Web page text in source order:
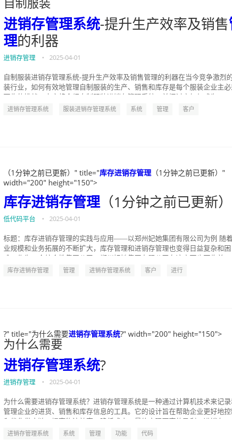
自制服装
进销存管理系统-提升生产效率及销售
理的利器
进销存管理 • 2025-04-01
自制服装进销存管理系统-提升生产效率及销售管理的利器在当今竞争激烈
装行业，如何有效地管理自制服装的生产、销售和库存是每个服装企业主必
进销存管理系统 服装进销存管理系统 系统 管理 客户
（1分钟之前已更新）" title="库存进销存管理 （1分钟之前已更新）"
width="200" height="150">
库存进销存管理（1分钟之前已更新）
低代码平台 • 2025-04-01
标题：库存进销存管理的实践与应用——以郑州妃她集团有限公司为例 随
业规模和业务拓展的不断扩大，库存管理和进销存管理也变得日益复杂和困
库存进销存管理 管理 进销存管理系统 客户 进行
?" title="为什么需要进销存管理系统?" width="200" height="150">
为什么需要
进销存管理系统?
进销存管理 • 2025-04-01
为什么需要进销存管理系统？进销存管理系统是一种通过计算机技术来记录
管理企业的进货、销售和库存信息的工具。它的设计旨在帮助企业更好地控
进销存管理系统 系统 管理 功能 代码